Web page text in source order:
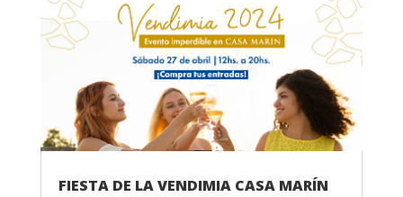
FIESTA DE LA VENDIMIA CASA MARÍN